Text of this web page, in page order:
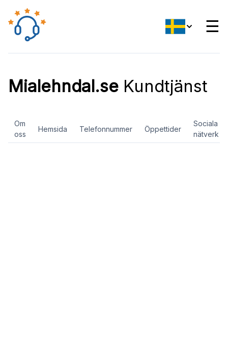
☰
Mialehndal.se Kundtjänst
Om
oss
Hemsida Telefonnummer Öppettider
Sociala
nätverk